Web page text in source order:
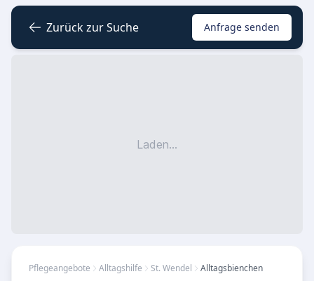
Zurück zur Suche Anfrage senden
Laden...
Pflegeangebote Alltagshilfe St. Wendel Alltagsbienchen